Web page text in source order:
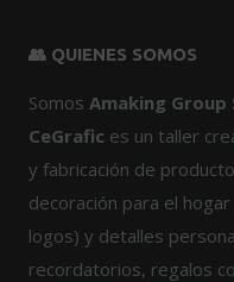
👥 QUIENES SOMOS
Somos Amaking Group
CeGrafic es un taller
y fabricación de
decoración para el
logos) y detalles
recordatorios, regalos